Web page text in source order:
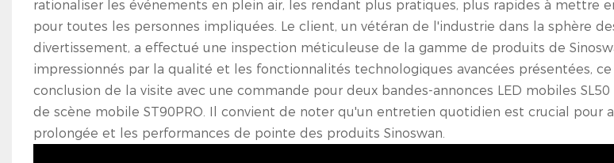
rationaliser les événements en plein air, les rendant plus pratiques, plus rapides à mettre
pour toutes les personnes impliquées. Le client, un vétéran de l'industrie dans la sphère
divertissement, a effectué une inspection méticuleuse de la gamme de produits de
impressionnés par la qualité et les fonctionnalités technologiques avancées présentées,
conclusion de la visite avec une commande pour deux bandes-annonces LED mobiles
de scène mobile ST90PRO. Il convient de noter qu'un entretien quotidien est crucial pour
prolongée et les performances de pointe des produits Sinoswan.